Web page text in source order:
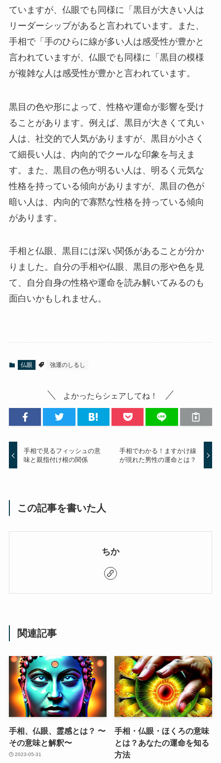
ていますが、仏眼でも同様に「黒目が大きい人は
リーダーシップがあると言われています。また、
手相で「手のひらに線が多い人は感受性が豊かと
言われていますが、仏眼でも同様に「黒目の模様
が複雑な人は感受性が豊かと言われています。
黒目の色や形によって、性格や運命が影響を受け
ることがあります。例えば、黒目が大きくて丸い
人は、社交的で人気がありますが、黒目が小さく
て細長い人は、内向的でクールな印象を与えま
す。また、黒目の色が明るい人は、明るく元気な
性格を持っている傾向がありますが、黒目の色が
暗い人は、内向的で寡黙な性格を持っている傾向
があります。
手相と仏眼、黒目には深い関係があることが分か
りました。自分の手相や仏眼、黒目の形や色を見
て、自分自身の性格や運命を読み解いてみるのも
面白いかもしれません。
仏眼 強運のしるし
よかったらシェアしてね！
手相で見るフィッシュの意
味と親指付け根の関係
手相でわかる！ますかけ線
が現れた男性の運命とは？
この記事を書いた人
ちか
関連記事
手相、仏眼、霊感とは？ 〜
その意味と解釈〜
2023-05-31
手相・仏眼・ほくろの意味
とは？あなたの運命を知る
方法